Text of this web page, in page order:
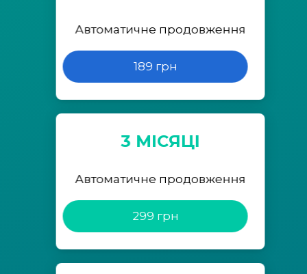
Автоматичне продовження
189 грн
3 МІСЯЦІ
Автоматичне продовження
299 грн